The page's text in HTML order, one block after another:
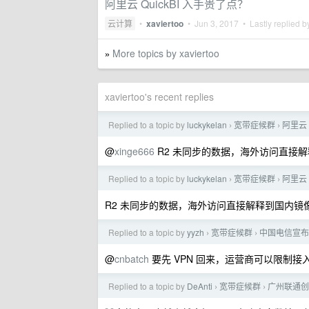
阿里云 QuickBI 入手贵了点？
云计算 • xaviertoo • Jun 3, 2017 • Lastly replied
» More topics by xaviertoo
xaviertoo's recent replies
Replied to a topic by luckykelan › 宽带症候群 › 阿里
@xinge666 R2 未同步的数据，海外访问直接
Replied to a topic by luckykelan › 宽带症候群 › 阿里
R2 未同步的数据，海外访问直接解释到国内镜
Replied to a topic byyyzh › 宽带症候群 › 中国电信宣
@cnbatch 要先 VPN 回来，运营商可以限制接
Replied to a topic by DeAnti › 宽带症候群 › 广州联通